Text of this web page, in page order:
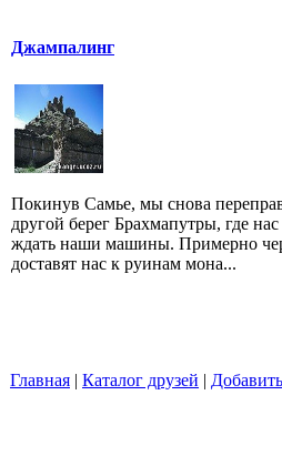
Джампалинг
Покинув Самье, мы снова
другой берег Брахмапутры, где нас
ждать наши машины. Примерно
доставят нас к руинам мона...
Главная | Каталог друзей |